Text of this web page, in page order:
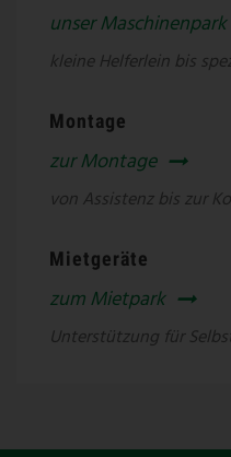
unser Maschinenpark
kleine Helferlein bis
Montage
zur Montage
von Assistenz bis zur
Mietgeräte
zum Mietpark
Unterstützung für